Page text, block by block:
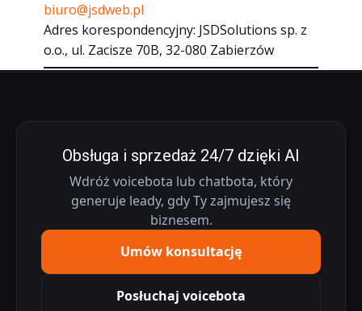
biuro@jsdweb.pl
Adres korespondencyjny: JSDSolutions sp. z
o.o., ul. Zacisze 70B, 32-080 Zabierzów
Obsługa i sprzedaż 24/7 dzięki AI
Wdróż voicebota lub chatbota, który
generuje leady, gdy Ty zajmujesz się
biznesem.
Umów konsultację
Posłuchaj voicebota